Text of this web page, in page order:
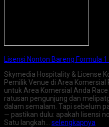
Lisensi Nonton Bareng Formula
Skymedia Hospitality & License
Pemilik Venue di Area Komersial
untuk Area Komersial Anda
ratusan pengunjung dan
dalam semalam. Tapi sebelum
— pastikan dulu: apakah lisensi
Satu langkah… selengkapnya